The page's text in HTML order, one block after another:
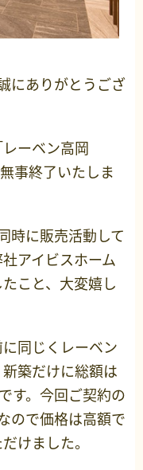
にありがとうござ
レーベン高岡
事終了いたしま
時に販売活動して
アイビスホーム
こと、大変嬉し
同じくレーベン
築だけに総額は
す。今回ご契約の
ので価格は高額で
けました。